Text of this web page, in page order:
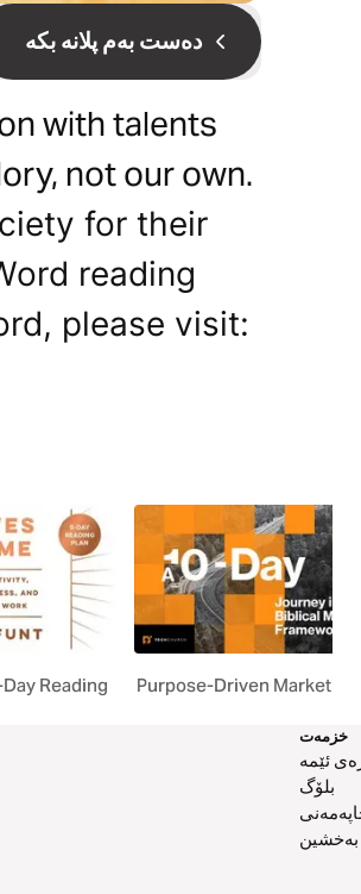
دەست بەم پلانە بکە
with talents
not our own.
for their
reading
please visit:
Reading
Purpose-Driven Marketing
خزمەت
ئێمە
بلۆگ
بەخشین